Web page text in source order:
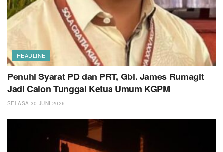
HEADLINE
Penuhi Syarat PD dan PRT, Gbl. James Rumagit
Jadi Calon Tunggal Ketua Umum KGPM
SELASA 30 JUNI 2026